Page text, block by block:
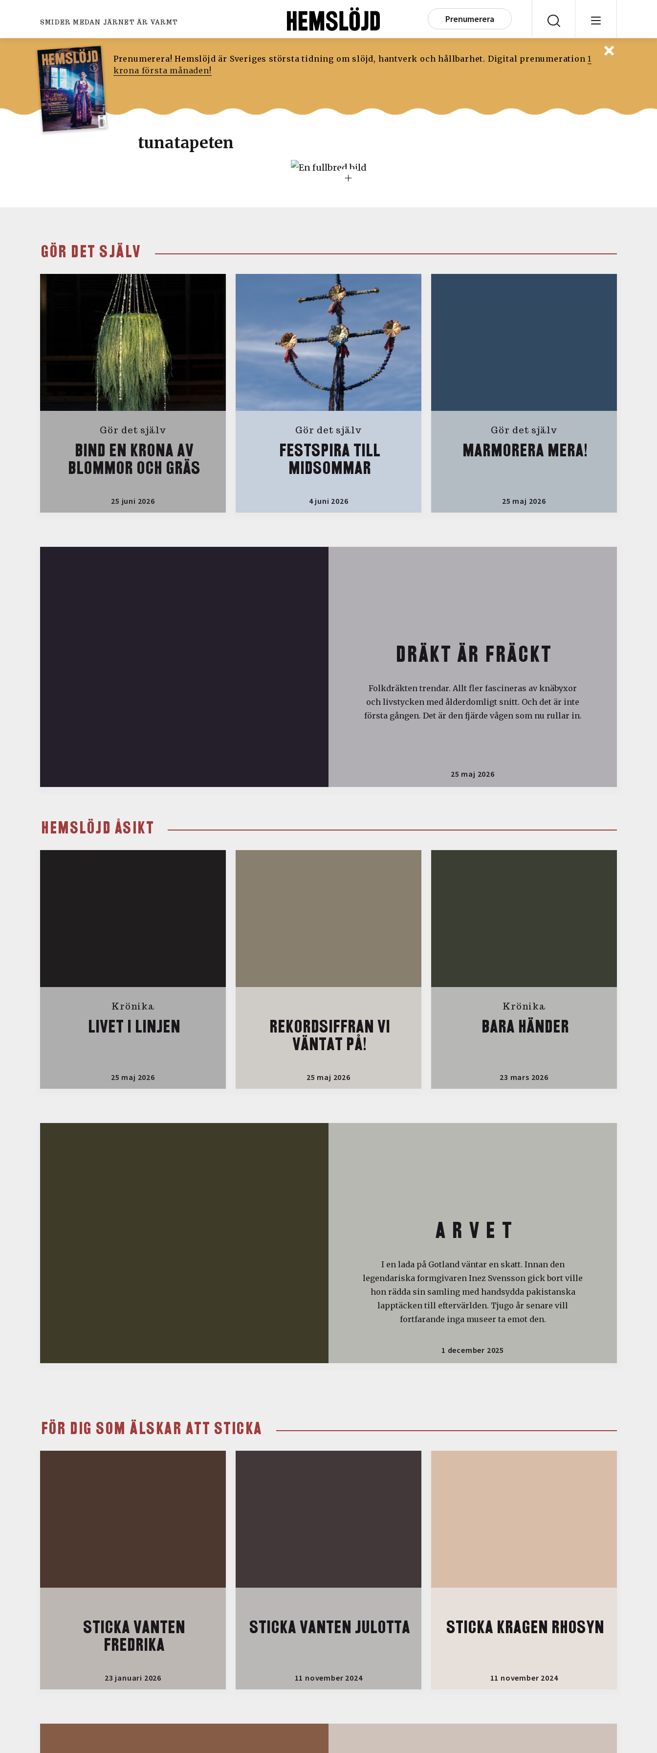
SMIDER MEDAN JÄRNET ÄR VARMT Prenumerera
Prenumerera! Hemslöjd är Sveriges största tidning om slöjd, hantverk och hållbarhet. Digital prenumeration1
krona första månaden!
tunatapeten
GÖR DET SJÄLV
Gör det själv
BIND EN KRONA AV
BLOMMOR OCH GRÄS
25 juni 2026
Gör det själv
FESTSPIRA TILL
MIDSOMMAR
4 juni 2026
Gör det själv
MARMORERA MERA!
25 maj 2026
DRÄKT ÄR FRÄCKT
Folkdräkten trendar. Allt fler fascineras av knäbyxor
och livstycken med ålderdomligt snitt. Och det är inte
första gången. Det är den fjärde vågen som nu rullar in.
25 maj 2026
HEMSLÖJD ÅSIKT
Krönika
LIVET I LINJEN
25 maj 2026
REKORDSIFFRAN VI
VÄNTAT PÅ!
25 maj 2026
Krönika
BARA HÄNDER
23 mars 2026
A R V E T
I en lada på Gotland väntar en skatt. Innan den
legendariska formgivaren Inez Svensson gick bort ville
hon rädda sin samling med handsydda pakistanska
lapptäcken till eftervärlden. Tjugo år senare vill
fortfarande inga museer ta emot den.
1 december 2025
FÖR DIG SOM ÄLSKAR ATT STICKA
STICKA VANTEN
FREDRIKA
23 januari 2026
STICKA VANTEN JULOTTA
11 november 2024
STICKA KRAGEN RHOSYN
11 november 2024